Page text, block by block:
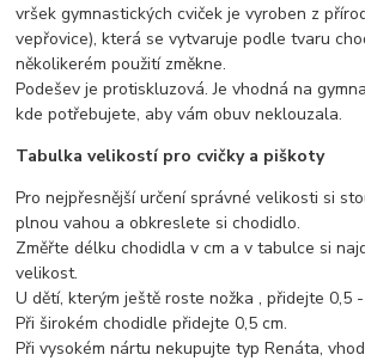
vršek gymnastických cviček je vyroben z
vepřovice), která se vytvaruje podle tvaru
několikerém použití změkne.
Podešev je protiskluzová. Je vhodná na
kde potřebujete, aby vám obuv neklouzala.
Tabulka velikostí pro cvičky a piškoty
Pro nejpřesnější určení správné velikosti si
plnou vahou a obkreslete si chodidlo.
Změřte délku chodidla v cm a v tabulce si
velikost.
U dětí, kterým ještě roste nožka , přidejte 0,5
Při širokém chodidle přidejte 0,5 cm.
Při vysokém nártu nekupujte typ Renáta,